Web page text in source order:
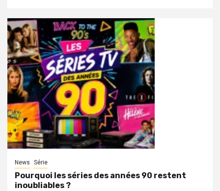
News Série
Pourquoi les séries des années 90 restent
inoubliables ?